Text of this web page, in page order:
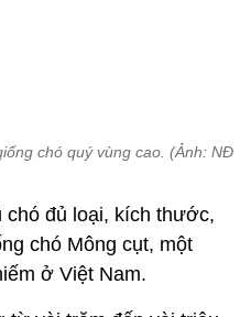
chó quý vùng cao. (Ảnh: NĐT)
chó đủ loại, kích thước,
chó Mông cụt, một
ở Việt Nam.